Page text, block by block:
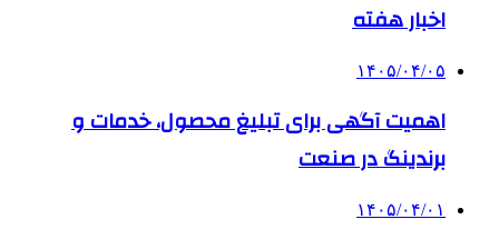
اخبار هفته
۱۴۰۵/۰۴/۰۵
اهمیت آگهی برای تبلیغ محصول، خدمات و
برندینگ در صنعت
۱۴۰۵/۰۴/۰۱